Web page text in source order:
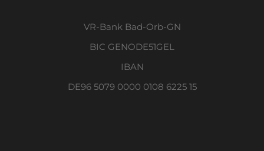
VR-Bank Bad-Orb-GN
BIC GENODE51GEL
IBAN
DE96 5079 0000 0108 6225 15